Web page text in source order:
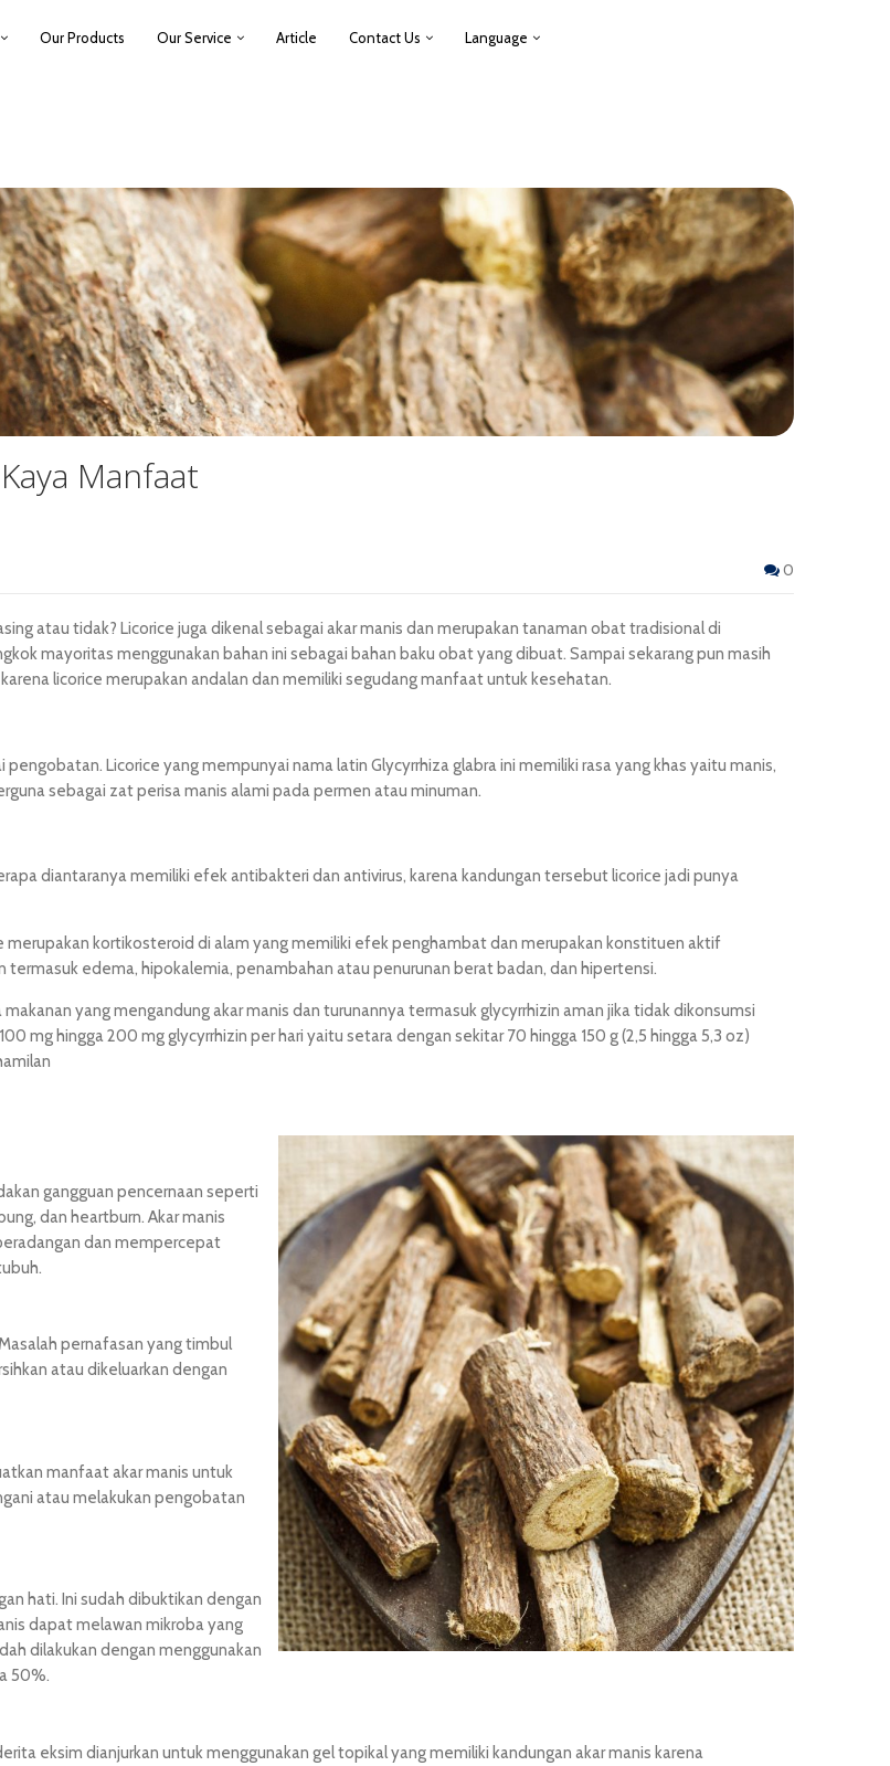
Our Products Our Service Article Contact Us Language
Manfaat
0
atau tidak? Licorice juga dikenal sebagai akar manis dan merupakan tanaman obat tradisional di
mayoritas menggunakan bahan ini sebagai bahan baku obat yang dibuat. Sampai sekarang pun masih
licorice merupakan andalan dan memiliki segudang manfaat untuk kesehatan.
Licorice yang mempunyai nama latin Glycyrrhiza glabra ini memiliki rasa yang khas yaitu manis,
sebagai zat perisa manis alami pada permen atau minuman.
diantaranya memiliki efek antibakteri dan antivirus, karena kandungan tersebut licorice jadi punya
merupakan kortikosteroid di alam yang memiliki efek penghambat dan merupakan konstituen aktif
edema, hipokalemia, penambahan atau penurunan berat badan, dan hipertensi.
yang mengandung akar manis dan turunannya termasuk glycyrrhizin aman jika tidak dikonsumsi
mg hingga 200 mg glycyrrhizin per hari yaitu setara dengan sekitar 70 hingga 150 g (2,5 hingga 5,3 oz)
gangguan pencernaan seperti
dan heartburn. Akar manis
dan mempercepat
pernafasan yang timbul
atau dikeluarkan dengan
manfaat akar manis untuk
atau melakukan pengobatan
hati. Ini sudah dibuktikan dengan
dapat melawan mikroba yang
dilakukan dengan menggunakan
50%.
eksim dianjurkan untuk menggunakan gel topikal yang memiliki kandungan akar manis karena